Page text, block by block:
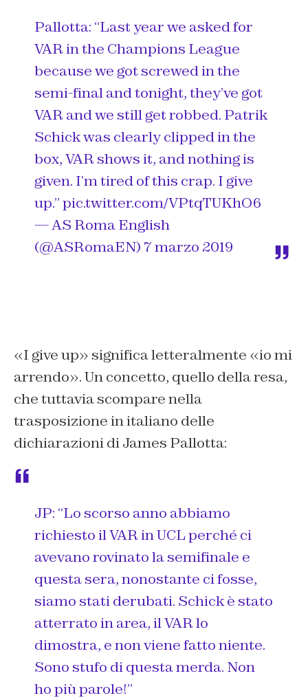
Pallotta: “Last year we asked for
VAR in the Champions League
because we got screwed in the
semi-final and tonight, they’ve got
VAR and we still get robbed. Patrik
Schick was clearly clipped in the
box, VAR shows it, and nothing is
given. I’m tired of this crap. I give
up.”pic.twitter.com/VPtqTUKhO6
— AS Roma English
(@ASRomaEN) 7 marzo 2019
«I give up» significa letteralmente «io mi
arrendo». Un concetto, quello della resa,
che tuttavia scompare nella
trasposizione in italiano delle
dichiarazioni di James Pallotta:
JP: “Lo scorso anno abbiamo
richiesto il VAR in UCL perché ci
avevano rovinato la semifinale e
questa sera, nonostante ci fosse,
siamo stati derubati. Schick è stato
atterrato in area, il VAR lo
dimostra, e non viene fatto niente.
Sono stufo di questa merda. Non
ho più parole!”